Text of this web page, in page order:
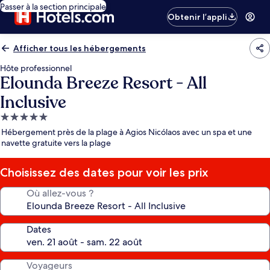
Passer à la section principale
Obtenir l’appli
Afficher tous les hébergements
Hôte professionnel
Elounda Breeze Resort - All
Inclusive
Hébergement
5.0 étoiles
Hébergement près de la plage à Agios Nicólaos avec un spa et une
navette gratuite vers la plage
Choisissez des dates pour voir les prix
Où allez-vous ?
Dates
Voyageurs